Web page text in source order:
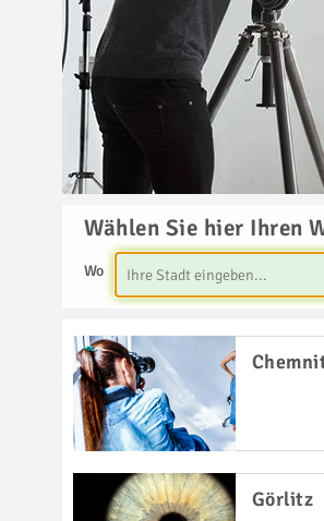
Wählen Sie hier Ihren
Wo
Görlitz